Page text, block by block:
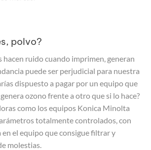
polvo?
hacen ruido cuando imprimen, generan
puede ser perjudicial para nuestra
dispuesto a pagar por un equipo que
ozono frente a otro que si lo hace?
como los equipos Konica Minolta
totalmente controlados, con
el equipo que consigue filtrar y
molestias.